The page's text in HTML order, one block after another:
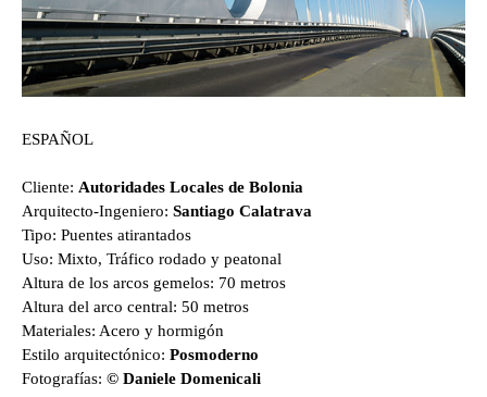
ESPAÑOL
Cliente: Autoridades Locales de Bolonia
Arquitecto-Ingeniero: Santiago Calatrava
Tipo: Puentes atirantados
Uso: Mixto, Tráfico rodado y peatonal
Altura de los arcos gemelos: 70 metros
Altura del arco central: 50 metros
Materiales: Acero y hormigón
Estilo arquitectónico: Posmoderno
Fotografías: © Daniele Domenicali